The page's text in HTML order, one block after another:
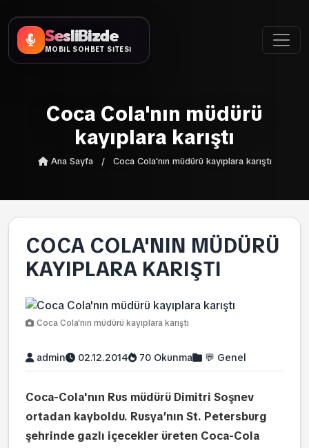
SesliBizde
MOBİL SOHBET SİTESİ
Coca Cola'nın müdürü
kayıplara karıştı
Ana Sayfa / Coca Cola'nın müdürü kayıplara karıştı
COCA COLA'NIN MÜDÜRÜ
KAYIPLARA KARIŞTI
Coca Cola'nın müdürü kayıplara karıştı
admin 02.12.2014 70 Okunma 💬 Genel
Coca-Cola'nın Rus müdürü Dimitri Soşnev
ortadan kayboldu. Rusya’nın St. Petersburg
şehrinde gazlı içecekler üreten Coca-Cola